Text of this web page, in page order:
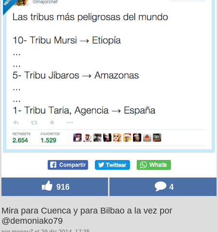
916 4
Mira para Cuenca y para Bilbao a la vez por
@demoniako79